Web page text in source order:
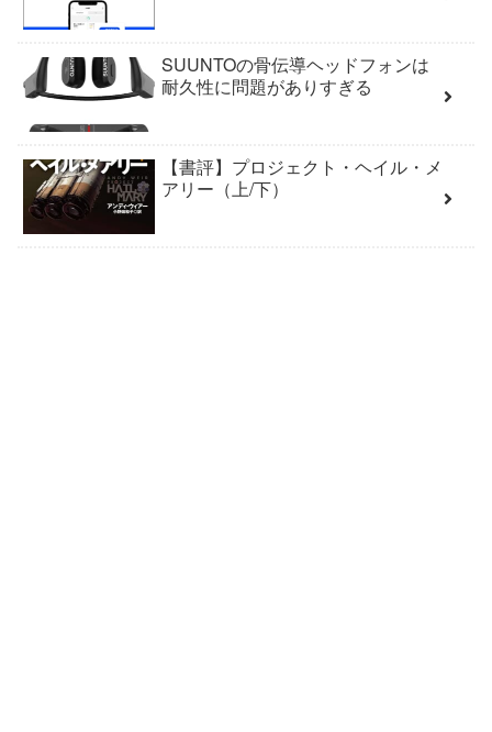
SUUNTOの骨伝導ヘッドフォンは
耐久性に問題がありすぎる
【書評】プロジェクト・ヘイル・メ
アリー（上/下）